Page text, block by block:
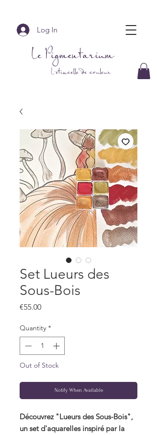
Log In
Le Pigmentarium
L'étincelle de couleur
Set Lueurs des
Sous-Bois
€55.00Price
Quantity *
Out of Stock
Notify When Available
Découvrez "Lueurs des Sous-Bois",
un set d'aquarelles inspiré par la